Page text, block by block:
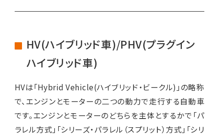
HV(ハイブリッド車)/PHV(プラグイン
ハイブリッド車)
HVは「Hybrid Vehicle(ハイブリッド・ビークル)」の略称
で、エンジンとモーターの二つの動力で走行する自動車
です。エンジンとモーターのどちらを主体とするかで「パ
ラレル方式」「シリーズ・パラレル（スプリット）方式」「シリ